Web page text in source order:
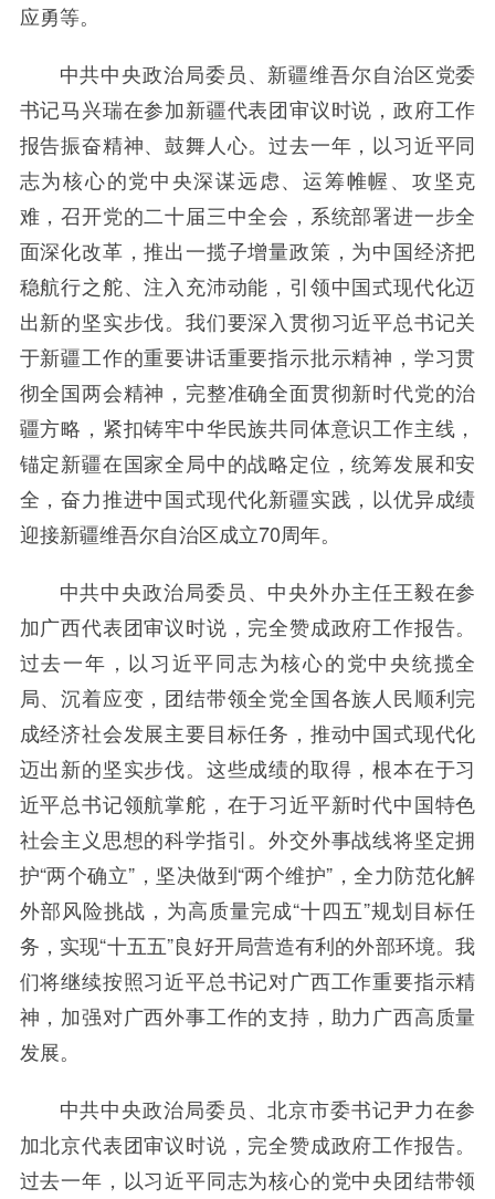
应勇等。
中共中央政治局委员、新疆维吾尔自治区党委
书记马兴瑞在参加新疆代表团审议时说，政府工作
报告振奋精神、鼓舞人心。过去一年，以习近平同
志为核心的党中央深谋远虑、运筹帷幄、攻坚克
难，召开党的二十届三中全会，系统部署进一步全
面深化改革，推出一揽子增量政策，为中国经济把
稳航行之舵、注入充沛动能，引领中国式现代化迈
出新的坚实步伐。我们要深入贯彻习近平总书记关
于新疆工作的重要讲话重要指示批示精神，学习贯
彻全国两会精神，完整准确全面贯彻新时代党的治
疆方略，紧扣铸牢中华民族共同体意识工作主线，
锚定新疆在国家全局中的战略定位，统筹发展和安
全，奋力推进中国式现代化新疆实践，以优异成绩
迎接新疆维吾尔自治区成立70周年。
中共中央政治局委员、中央外办主任王毅在参
加广西代表团审议时说，完全赞成政府工作报告。
过去一年，以习近平同志为核心的党中央统揽全
局、沉着应变，团结带领全党全国各族人民顺利完
成经济社会发展主要目标任务，推动中国式现代化
迈出新的坚实步伐。这些成绩的取得，根本在于习
近平总书记领航掌舵，在于习近平新时代中国特色
社会主义思想的科学指引。外交外事战线将坚定拥
护“两个确立”，坚决做到“两个维护”，全力防范化解
外部风险挑战，为高质量完成“十四五”规划目标任
务，实现“十五五”良好开局营造有利的外部环境。我
们将继续按照习近平总书记对广西工作重要指示精
神，加强对广西外事工作的支持，助力广西高质量
发展。
中共中央政治局委员、北京市委书记尹力在参
加北京代表团审议时说，完全赞成政府工作报告。
过去一年，以习近平同志为核心的党中央团结带领